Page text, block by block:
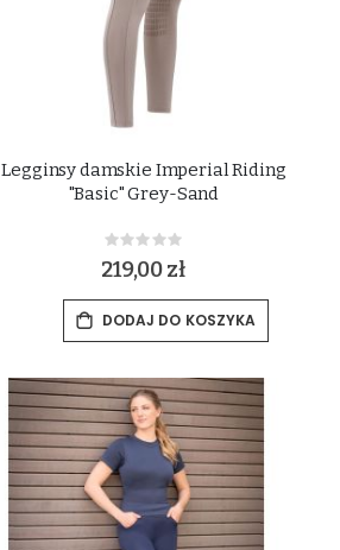
Legginsy damskie Imperial Riding
"Basic" Grey-Sand
Rating:
0%
219,00 zł
DODAJ DO KOSZYKA